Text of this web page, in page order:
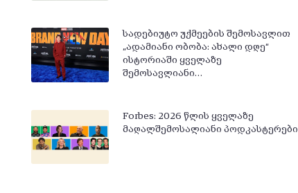
სადებიუტო უქმეების შემოსავლით
„ადამიანი ობობა: ახალი დღე“
ისტორიაში ყველაზე
შემოსავლიანი…
Forbes: 2026 წლის ყველაზე
მაღალშემოსალიანი პოდკასტერები